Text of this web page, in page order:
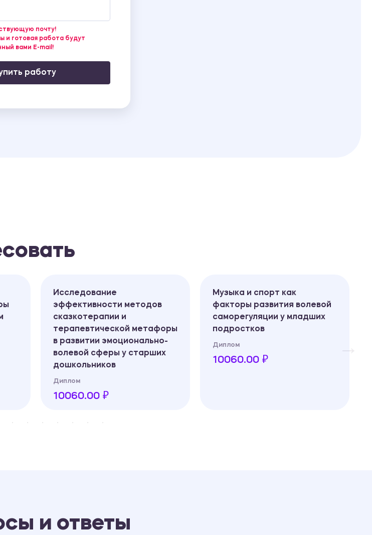
почту!
и готовая работа будут
вами E-mail!
работу
Исследование
эффективности методов
сказкотерапии и
терапевтической метафоры
в развитии эмоционально-
волевой сферы у старших
дошкольников
Диплом
10060.00 ₽
Музыка и спорт как
факторы развития волевой
саморегуляции у младших
подростков
Диплом
10060.00 ₽
и ответы